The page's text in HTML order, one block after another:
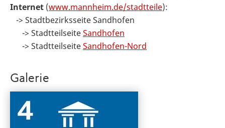
Internet (www.mannheim.de/stadtteile):
-> Stadtbezirksseite Sandhofen
-> StadtteilseiteSandhofen
-> StadtteilseiteSandhofen-Nord
Galerie